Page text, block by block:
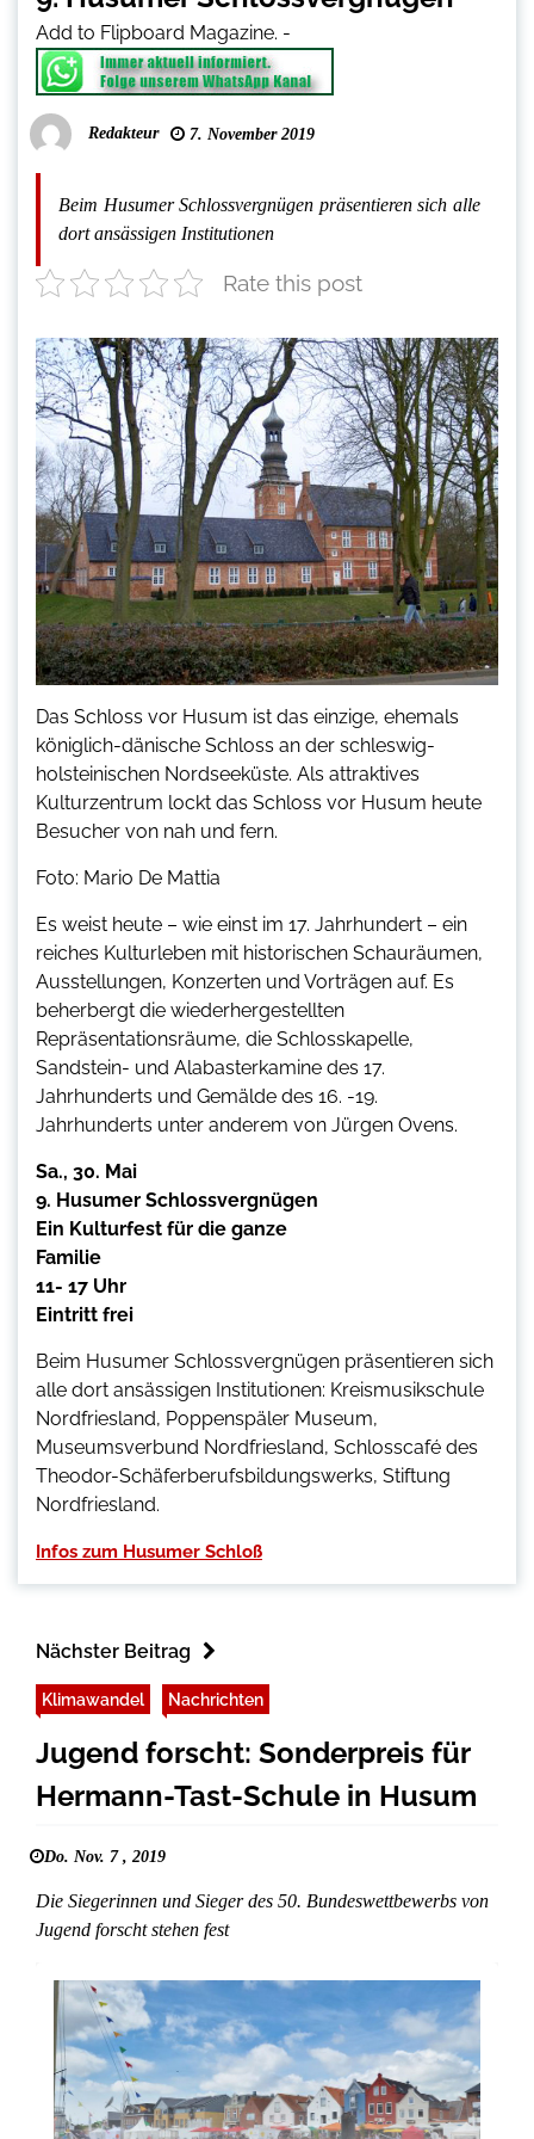
Add to Flipboard Magazine. -
Redakteur 7. November 2019
Beim Husumer Schlossvergnügen präsentieren sich alle
dort ansässigen Institutionen
Rate this post
Das Schloss vor Husum ist das einzige, ehemals
königlich-dänische Schloss an der schleswig-
holsteinischen Nordseeküste. Als attraktives
Kulturzentrum lockt das Schloss vor Husum heute
Besucher von nah und fern.
Foto: Mario De Mattia
Es weist heute – wie einst im 17. Jahrhundert – ein
reiches Kulturleben mit historischen Schauräumen,
Ausstellungen, Konzerten und Vorträgen auf. Es
beherbergt die wiederhergestellten
Repräsentationsräume, die Schlosskapelle,
Sandstein- und Alabasterkamine des 17.
Jahrhunderts und Gemälde des 16. -19.
Jahrhunderts unter anderem von Jürgen Ovens.
Sa., 30. Mai
9. Husumer Schlossvergnügen
Ein Kulturfest für die ganze
Familie
11- 17 Uhr
Eintritt frei
Beim Husumer Schlossvergnügen präsentieren sich
alle dort ansässigen Institutionen: Kreismusikschule
Nordfriesland, Poppenspäler Museum,
Museumsverbund Nordfriesland, Schlosscafé des
Theodor-Schäferberufsbildungswerks, Stiftung
Nordfriesland.
Infos zum Husumer Schloß
Nächster Beitrag
Klimawandel Nachrichten
Jugend forscht: Sonderpreis für
Hermann-Tast-Schule in Husum
Do. Nov. 7 , 2019
Die Siegerinnen und Sieger des 50. Bundeswettbewerbs von
Jugend forscht stehen fest